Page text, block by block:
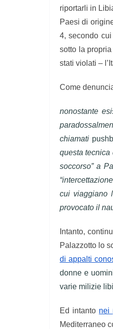
riportarli in
Paesi di
4, secondo
sotto la
stati violati –
Come
nonostante
chiamati
questa tecnica
soccorso” a
cui viaggiano
provocato il
Intanto,
Palazzotto lo
di appalti
donne e
varie milizie
Ed intanto nei
Mediterraneo